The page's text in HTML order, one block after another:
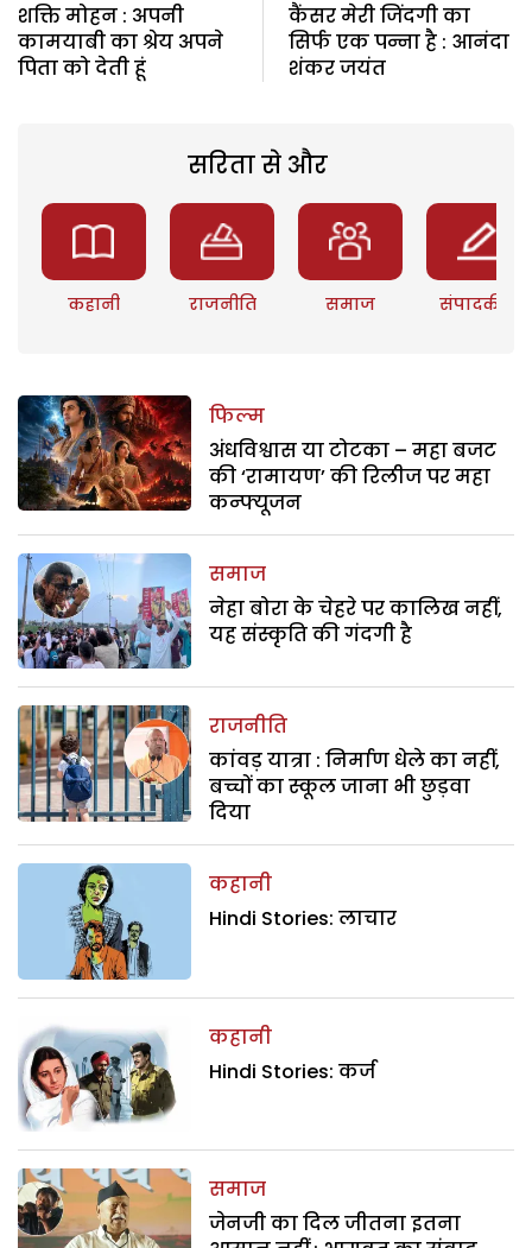
शक्ति मोहन : अपनी
कामयाबी का श्रेय अपने
पिता को देती हूं
कैंसर मेरी जिंदगी का
सिर्फ एक पन्ना है : आनंदा
शंकर जयंत
सरिता से और
कहानी राजनीति समाज संपादकीय
फिल्म
अंधविश्वास या टोटका – महा बजट
की ‘रामायण’ की रिलीज पर महा
कन्फ्यूजन
समाज
नेहा बोरा के चेहरे पर कालिख नहीं,
यह संस्कृति की गंदगी है
राजनीति
कांवड़ यात्रा : निर्माण धेले का नहीं,
बच्चों का स्कूल जाना भी छुड़वा
दिया
कहानी
Hindi Stories: लाचार
कहानी
Hindi Stories: कर्ज
समाज
जेनजी का दिल जीतना इतना